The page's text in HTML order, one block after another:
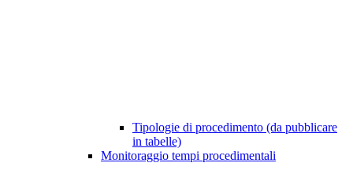
Tipologie di procedimento (da pubblicare
in tabelle)
Monitoraggio tempi procedimentali